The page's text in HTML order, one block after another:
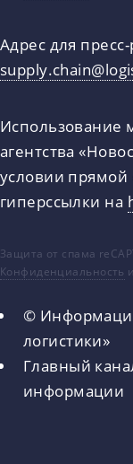
Адрес для
Использование
агентства
условии прямой
гиперссылки на
Защита от спама
Конфиденциальность
©
логистики»
Главный
информации